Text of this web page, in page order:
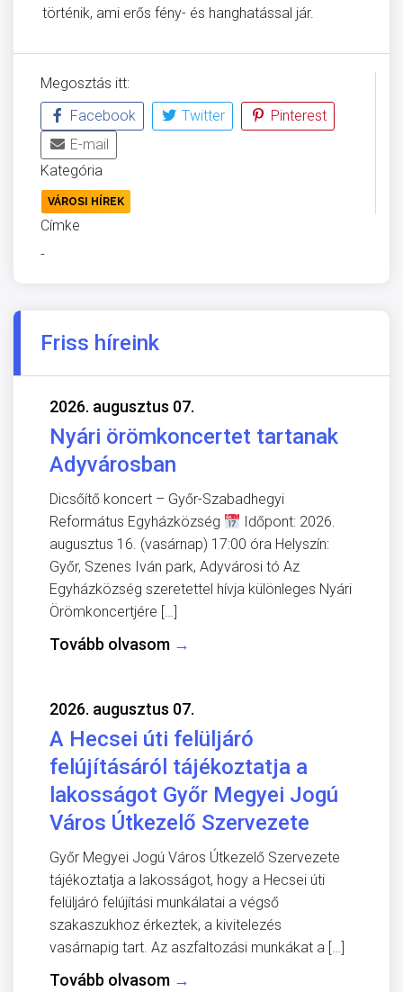
történik, ami erős fény- és hanghatással jár.
Megosztás itt:
Facebook
Twitter
Pinterest
E-mail
Kategória
VÁROSI HÍREK
Címke
-
Friss híreink
2026. augusztus 07.
Nyári örömkoncertet tartanak
Adyvárosban
Dicsőítő koncert – Győr-Szabadhegyi
Református Egyházközség
Időpont: 2026.
augusztus 16. (vasárnap) 17:00 óra Helyszín:
Győr, Szenes Iván park, Adyvárosi tó Az
Egyházközség szeretettel hívja különleges Nyári
Örömkoncertjére […]
Tovább olvasom →
2026. augusztus 07.
A Hecsei úti felüljáró
felújításáról tájékoztatja a
lakosságot Győr Megyei Jogú
Város Útkezelő Szervezete
Győr Megyei Jogú Város Útkezelő Szervezete
tájékoztatja a lakosságot, hogy a Hecsei úti
felüljáró felújítási munkálatai a végső
szakaszukhoz érkeztek, a kivitelezés
vasárnapig tart. Az aszfaltozási munkákat a […]
Tovább olvasom →